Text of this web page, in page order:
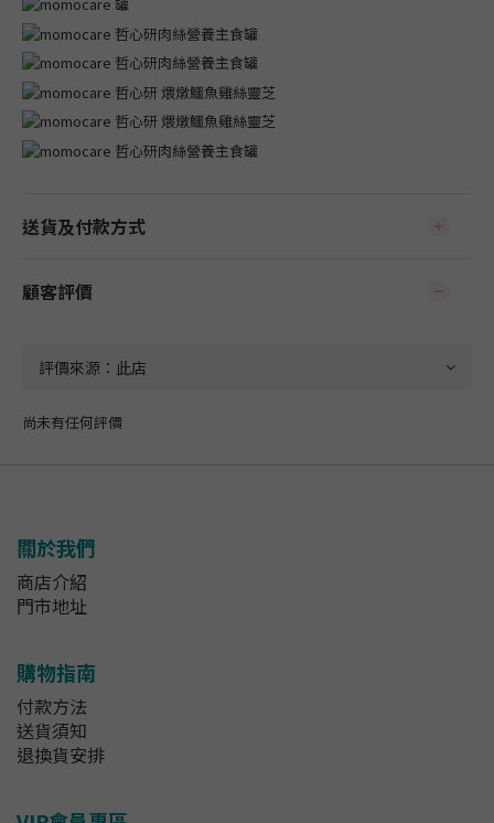
送貨及付款方式
顧客評價
尚未有任何評價
關於我們
商店介紹
門市地址
購物指南
付款方法
送貨須知
退換貨安排